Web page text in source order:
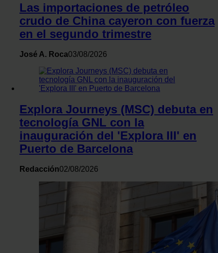
Las importaciones de petróleo
crudo de China cayeron con fuerza
en el segundo trimestre
José A. Roca03/08/2026
Explora Journeys (MSC) debuta en
tecnología GNL con la
inauguración del 'Explora III' en
Puerto de Barcelona
Redacción02/08/2026